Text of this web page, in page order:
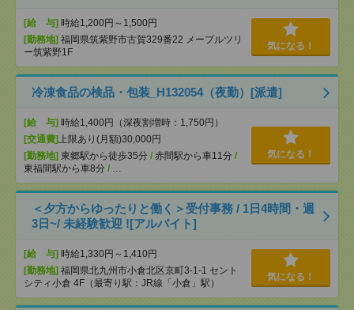
[給 与] 時給1,200円～1,500円
[勤務地] 福岡県筑紫野市古賀329番22 メープルツリ
ー筑紫野1F
気になる！
冷凍食品の検品・包装_H132054（夜勤）[派遣]
[給 与] 時給1,400円（深夜割増時：1,750円）
[交通費] 上限あり(月額)30,000円
[勤務地] 東郷駅から徒歩35分 / 赤間駅から車11分 /
東福間駅から車8分 / …
気になる！
＜夕方からゆったりと働く＞受付事務 / 1日4時間・週
3日~/ 未経験歓迎 ![アルバイト]
[給 与] 時給1,330円～1,410円
[勤務地] 福岡県北九州市小倉北区京町3-1-1 セント
シティ小倉 4F（最寄り駅：JR線「小倉」駅）
気になる！